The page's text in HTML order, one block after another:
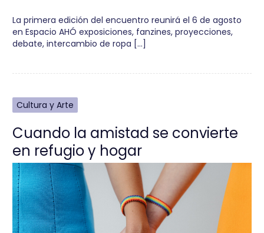
La primera edición del encuentro reunirá el 6 de agosto
en Espacio AHÓ exposiciones, fanzines, proyecciones,
debate, intercambio de ropa […]
Cultura y Arte
Cuando la amistad se convierte
en refugio y hogar